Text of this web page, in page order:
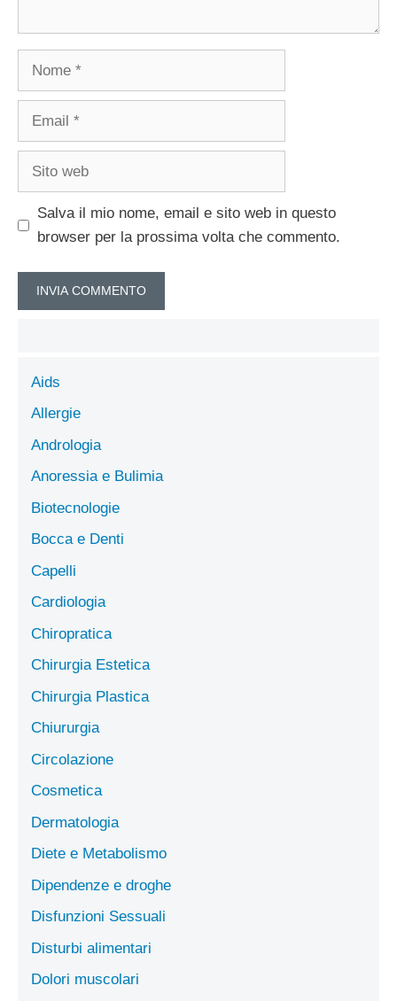
Nome
Email
Sito
Salva il mio nome, email e sito web in questo
browser per la prossima volta che commento.
Aids
Allergie
Andrologia
Anoressia e Bulimia
Biotecnologie
Bocca e Denti
Capelli
Cardiologia
Chiropratica
Chirurgia Estetica
Chirurgia Plastica
Chiururgia
Circolazione
Cosmetica
Dermatologia
Diete e Metabolismo
Dipendenze e droghe
Disfunzioni Sessuali
Disturbi alimentari
Dolori muscolari